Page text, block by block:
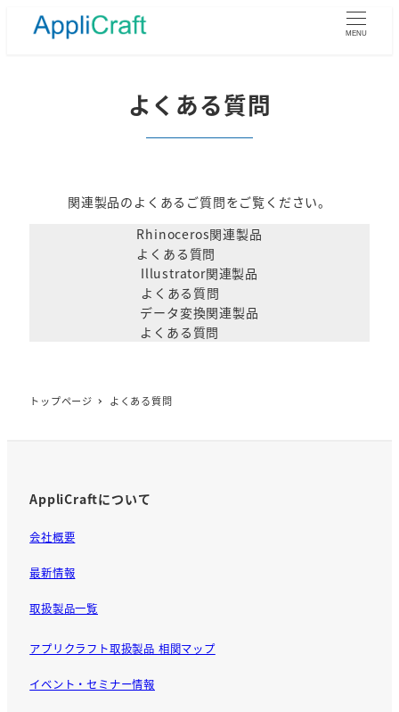
MENU
よくある質問
関連製品のよくあるご質問をご覧ください。
Rhinoceros関連製品
よくある質問
Illustrator関連製品
よくある質問
データ変換関連製品
よくある質問
トップページ よくある質問
AppliCraftについて
会社概要
最新情報
取扱製品一覧
アプリクラフト取扱製品 相関マップ
イベント・セミナー情報